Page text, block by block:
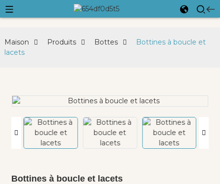
Maison Produits Bottes
Bottines à boucle et
lacets
Bottines à boucle et lacets